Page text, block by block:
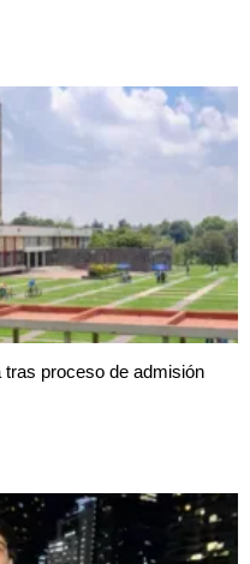
tras proceso de admisión